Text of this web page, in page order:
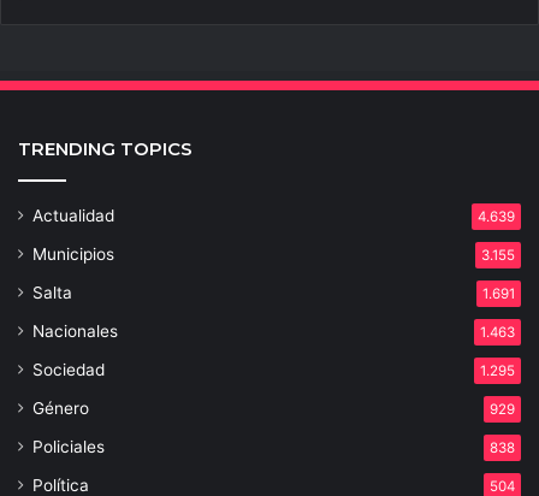
TRENDING TOPICS
Actualidad 4.639
Municipios 3.155
Salta 1.691
Nacionales 1.463
Sociedad 1.295
Género 929
Policiales 838
Política 504